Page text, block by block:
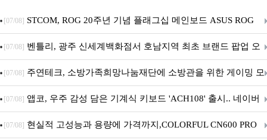
[07/08] STCOM, ROG 20주년 기념 플래그십 메인보드 ASUS ROG
Crosshair X870E EDITION 20 국내 출시 예정
[07/08] 벤틀리, 광주 신세계백화점서 호남지역 최초 브랜드 팝업 오
픈
[07/08] 주연테크, 소방가족희망나눔재단에 소방관을 위한 게이밍 모
니터·스마트 펫 침대 기부
[07/08] 앱코, 우주 감성 담은 기계식 키보드 'ACH108' 출시.. 네이버
브랜드데이 기획전 진행
[07/08] 현실적 고성능과 용량에 가격까지,COLORFUL CN600 PRO